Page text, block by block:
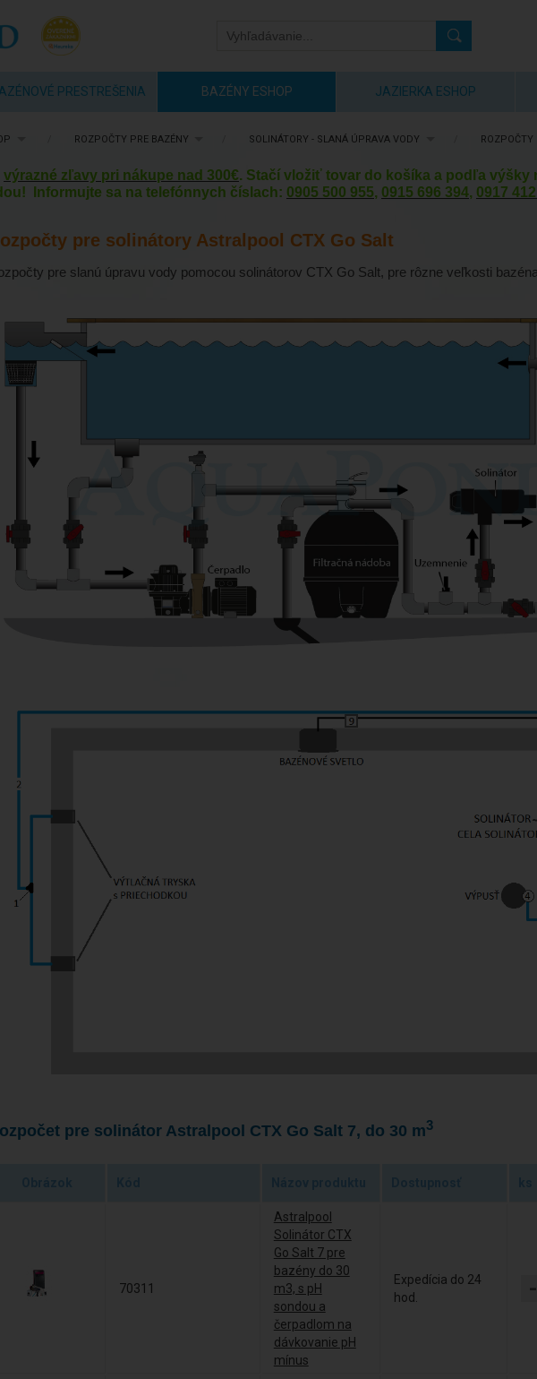
PRESTREŠENIA BAZÉNY ESHOP JAZIERKA ESHOP
ROZPOČTY PRE BAZÉNY SOLINÁTORY - SLANÁ ÚPRAVA VODY ROZPOČTY
výrazné zľavy pri nákupe nad 300€. Stačí vložiť tovar do košíka a podľa
Informujte sa na telefónnych číslach: 0905 500 955, 0915 696 394, 0917
pre solinátory Astralpool CTX Go Salt
pre slanú úpravu vody pomocou solinátorov CTX Go Salt, pre rôzne veľkosti
pre solinátor Astralpool CTX Go Salt 7, do 30 m3
70311
Astralpool
Solinátor CTX
Go Salt 7 pre
bazény do 30
m3, s pH
sondou a
čerpadlom na
dávkovanie pH
mínus
Expedícia do 24
hod.
-